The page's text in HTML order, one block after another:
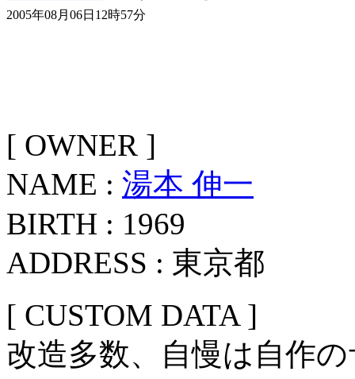
2005年08月06日12時57分
[ OWNER ]
NAME : 湯本 伸一
BIRTH : 1969
ADDRESS : 東京都
[ CUSTOM DATA ]
改造多数、自慢は自作